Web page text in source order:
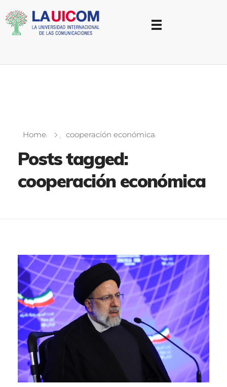
Home cooperación económica
Posts tagged:
cooperación económica